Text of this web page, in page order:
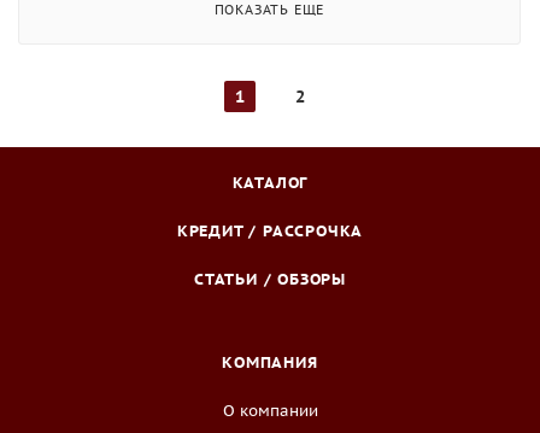
ПОКАЗАТЬ ЕЩЕ
1 2
КАТАЛОГ
КРЕДИТ / РАССРОЧКА
СТАТЬИ / ОБЗОРЫ
КОМПАНИЯ
О компании